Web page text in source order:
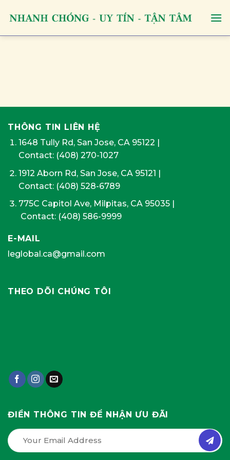
THÔNG TIN LIÊN HỆ
1648 Tully Rd, San Jose, CA 95122 |
Contact: (408) 270-1027
1912 Aborn Rd, San Jose, CA 95121 |
Contact: (408) 528-6789
775C Capitol Ave, Milpitas, CA 95035|
Contact: (408) 586-9999
E-MAIL
leglobal.ca@gmail.com
THEO DÕI CHÚNG TÔI
ĐIỀN THÔNG TIN ĐỂ NHẬN ƯU ĐÃI